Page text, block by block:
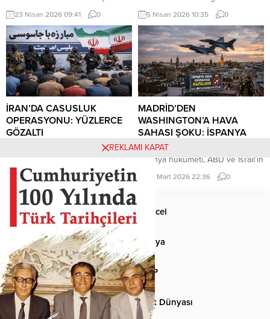
güvenlik durumunun hızla
değişebileceği uyarısında
bulunarak, ticari uçuşlar hâlâ
devam ederken ülkeden
ayrılmalarını tavsiye etti.
23 Nisan 2026 09:41 0
Enbiya Merkez Karargahı
Sözcüsü İbrahim Zülfikari,
Hürmüz Boğazı üzerinden
uygulanan kısıtlamalara ilişkin
yaptığı açıklamada, Irak’ın bu
kısıtlamalardan muaf tutulacağını
belirtti.
5 Nisan 2026 10:35 0
İRAN’DA CASUSLUK
OPERASYONU: YÜZLERCE
GÖZALTI
Gilan eyaletinde yürütülen
adına faaliyet yürüttükleri öne
sürülen 101 kişi daha gözaltına
alındı.
5 Nisan 2026 10:31 0
MADRİD’DEN
WASHINGTON’A HAVA
SAHASI ŞOKU: İSPANYA
KAPILARI KAPATTI!
İspanya hükümeti, ABD ve İsrail’in
İran’a yönelik saldırılarına katılan
Amerikan uçaklarına hava
30 Mart 2026 22:36 0
Anasayfa Güncel
Siyaset Dünya
Spor MHP
Kültür-Sanat Türk Dünyası
REKLAMI KAPAT